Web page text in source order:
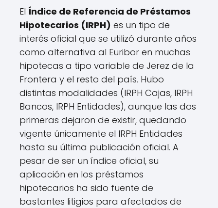
El Índice de Referencia de Préstamos
Hipotecarios (IRPH) es un tipo de
interés oficial que se utilizó durante años
como alternativa al Euribor en muchas
hipotecas a tipo variable de Jerez de la
Frontera y el resto del país. Hubo
distintas modalidades (IRPH Cajas, IRPH
Bancos, IRPH Entidades), aunque las dos
primeras dejaron de existir, quedando
vigente únicamente el IRPH Entidades
hasta su última publicación oficial. A
pesar de ser un índice oficial, su
aplicación en los préstamos
hipotecarios ha sido fuente de
bastantes litigios para afectados de